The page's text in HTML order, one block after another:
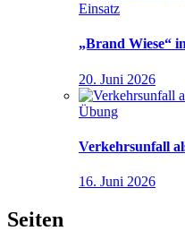
Einsatz
„Brand Wiese“
20. Juni 2026
Übung
Verkehrsunfall
16. Juni 2026
Seiten